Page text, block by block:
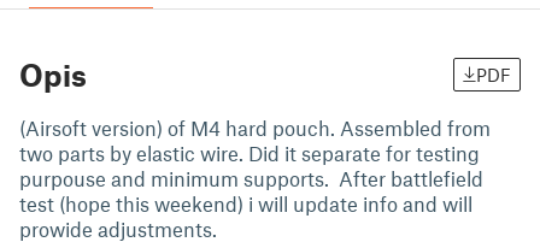
Opis PDF
(Airsoft version) of M4 hard pouch. Assembled from
two parts by elastic wire. Did it separate for testing
purpouse and minimum supports. After battlefield
test (hope this weekend) i will update info and will
prowide adjustments.